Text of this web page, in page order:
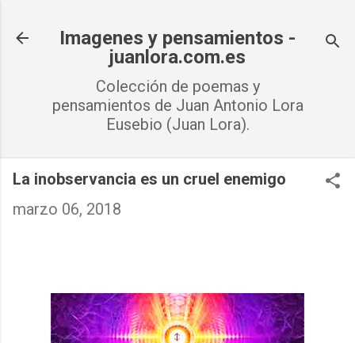
Imagenes y pensamientos -
juanlora.com.es
Colección de poemas y
pensamientos de Juan Antonio Lora
Eusebio (Juan Lora).
La inobservancia es un cruel enemigo
marzo 06, 2018